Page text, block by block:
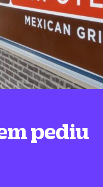
pediu